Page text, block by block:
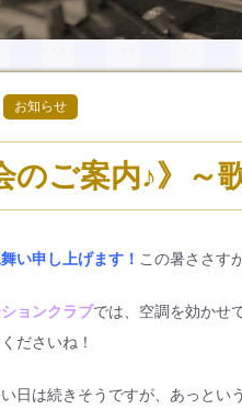
お知らせ
のご案内♪》～
い申し上げます！ この暑ささす
ョンクラブでは、空調を効かせ
ださいね！
日は続きそうですが、あっと